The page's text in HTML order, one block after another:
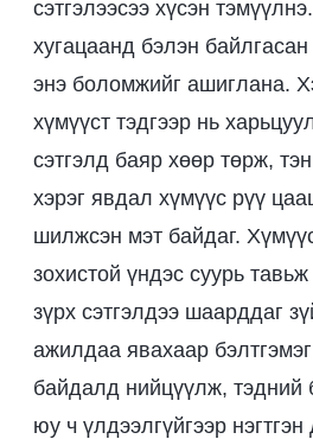
сэтгэлээсээ хүсэн
хугацаанд бэлэн
энэ боломжийг ашиглана.
хүмүүст тэдгээр нь
сэтгэлд баяр хөөр төрж,
хэрэг явдал хүмүүс рүү
шилжсэн мэт байдаг.
зохистой үндэс суурь
зүрх сэтгэлдээ шаарддаг
ажилдаа явахаар
байдалд нийцүүлж, тэдний
юу ч үлдээлгүйгээр